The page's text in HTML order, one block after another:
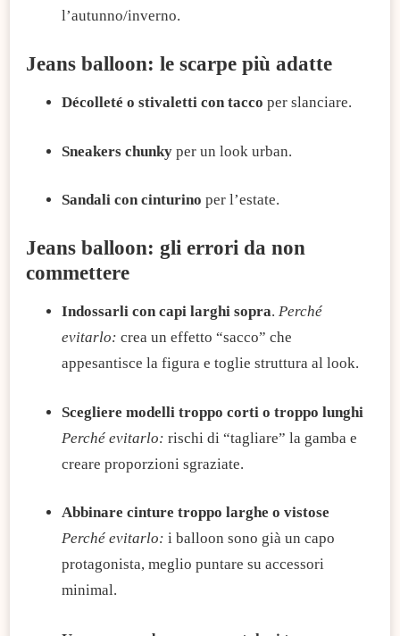
l’autunno/inverno.
Jeans balloon: le scarpe più adatte
Décolleté o stivaletti con tacco per slanciare.
Sneakers chunky per un look urban.
Sandali con cinturino per l’estate.
Jeans balloon: gli errori da non
commettere
Indossarli con capi larghi sopra. Perché
evitarlo: crea un effetto “sacco” che
appesantisce la figura e toglie struttura al look.
Scegliere modelli troppo corti o troppo lunghi
Perché evitarlo: rischi di “tagliare” la gamba e
creare proporzioni sgraziate.
Abbinare cinture troppo larghe o vistose
Perché evitarlo: i balloon sono già un capo
protagonista, meglio puntare su accessori
minimal.